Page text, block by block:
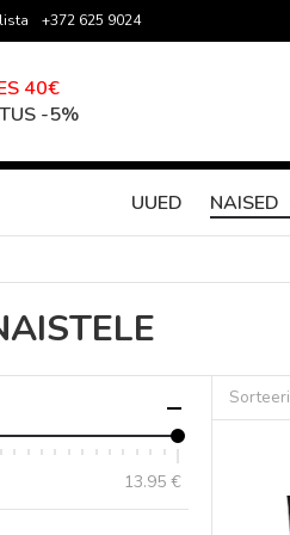
+372 625 9024
40€
-5%
UUED NAISED
Sorteeri
13.95 €